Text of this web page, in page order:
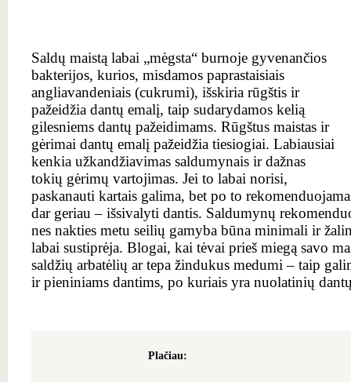
Saldų maistą labai „mėgsta“ burnoje gyvenančios
bakterijos, kurios, misdamos paprastaisiais
angliavandeniais (cukrumi), išskiria rūgštis ir
pažeidžia dantų emalį, taip sudarydamos kelią
gilesniems dantų pažeidimams. Rūgštus maistas ir
gėrimai dantų emalį pažeidžia tiesiogiai. Labiausiai
kenkia užkandžiavimas saldumynais ir dažnas
tokių gėrimų vartojimas. Jei to labai norisi,
paskanauti kartais galima, bet po to
dar geriau – išsivalyti dantis. Saldumynų
nes nakties metu seilių gamyba būna minimali ir
labai sustiprėja. Blogai, kai tėvai prieš miegą savo
saldžių arbatėlių ar tepa žindukus medumi – taip
ir pieniniams dantims, po kuriais yra nuolatinių
Plačiau: